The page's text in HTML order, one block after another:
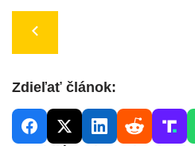
Zdieľať článok: